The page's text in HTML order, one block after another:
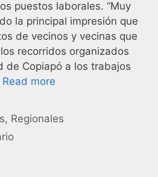
puestos laborales. “Muy
la principal impresión que
de vecinos y vecinas que
recorridos organizados
de Copiapó a los trabajos
Read more
, Regionales